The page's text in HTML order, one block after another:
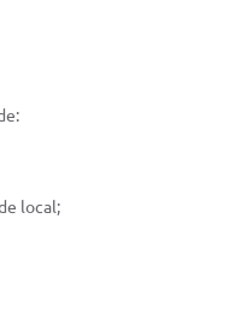
local;